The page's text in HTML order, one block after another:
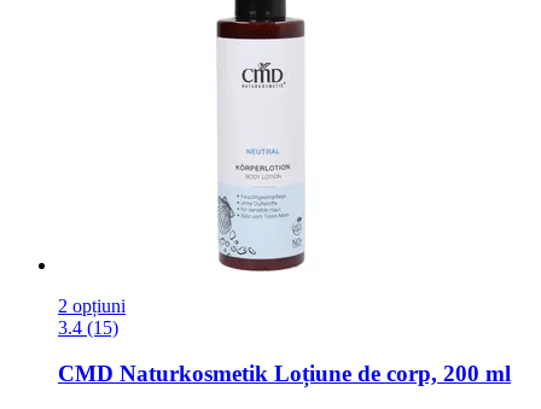
2 opțiuni
3.4 (15)
CMD Naturkosmetik Loțiune de corp, 200 ml